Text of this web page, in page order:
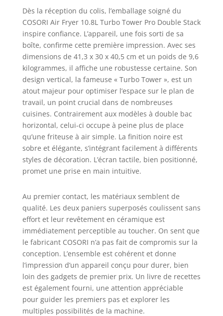
d’informations
nutritionnelles,
pour vous aider à
préparer
facilement des
plats savoureux et
équilibrés. Cuisson
homogène grâce à
la double cuisson:
est équipé de deux
éléments
chauffants pour
assurer (garantir)
une répartition
uniforme de la
texture parfaite et
maîtrisées à (pour)
chaque bouchée.
Une cuisson sur
mesure pour
chaque plat : dotée
d’une technologie
de moteur à
courant continu
innovante avec 5
vitesses de
Dès la réception du colis, l’emballage soigné du
COSORI Air Fryer 10.8L Turbo Tower Pro Double Stack
inspire confiance. L’appareil, une fois sorti de sa
boîte, confirme cette première impression. Avec ses
dimensions de 41,3 x 30 x 40,5 cm et un poids de 9,6
kilogrammes, il affiche une robustesse certaine. Son
design vertical, la fameuse « Turbo Tower », est un
atout majeur pour optimiser l’espace sur le plan de
travail, un point crucial dans de nombreuses
cuisines. Contrairement aux modèles à double bac
horizontal, celui-ci occupe à peine plus de place
qu’une friteuse à air simple. La finition noire est
sobre et élégante, s’intégrant facilement à différents
styles de décoration. L’écran tactile, bien positionné,
promet une prise en main intuitive.
Au premier contact, les matériaux semblent de
qualité. Les deux paniers superposés coulissent sans
effort et leur revêtement en céramique est
immédiatement perceptible au toucher. On sent que
le fabricant COSORI n’a pas fait de compromis sur la
conception. L’ensemble est cohérent et donne
l’impression d’un appareil conçu pour durer, bien
loin des gadgets de premier prix. Un livre de recettes
est également fourni, une attention appréciable
pour guider les premiers pas et explorer les
multiples possibilités de la machine.